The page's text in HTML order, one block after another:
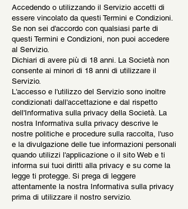
Accedendo o utilizzando il Servizio accetti di
essere vincolato da questi Termini e Condizioni.
Se non sei d'accordo con qualsiasi parte di
questi Termini e Condizioni, non puoi accedere
al Servizio.
Dichiari di avere più di 18 anni. La Società non
consente ai minori di 18 anni di utilizzare il
Servizio.
L'accesso e l'utilizzo del Servizio sono inoltre
condizionati dall'accettazione e dal rispetto
dell'Informativa sulla privacy della Società. La
nostra Informativa sulla privacy descrive le
nostre politiche e procedure sulla raccolta, l'uso
e la divulgazione delle tue informazioni personali
quando utilizzi l'applicazione o il sito Web e ti
informa sui tuoi diritti alla privacy e su come la
legge ti protegge. Si prega di leggere
attentamente la nostra Informativa sulla privacy
prima di utilizzare il nostro servizio.